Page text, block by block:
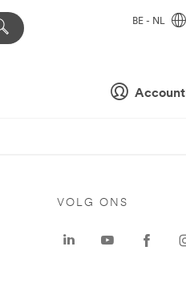
Account
BE - NL
VOLG ONS